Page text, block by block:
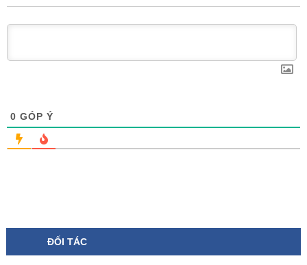
0 GÓP Ý
ĐỐI TÁC